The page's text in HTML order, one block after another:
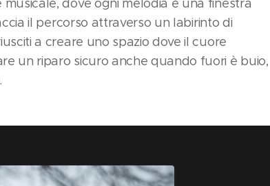
dove ogni melodia è una finestra
il percorso attraverso un labirinto di
a creare uno spazio dove il cuore
un riparo sicuro anche quando fuori è buio,